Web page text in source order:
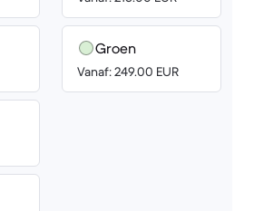
Groen
Vanaf: 249.00 EUR